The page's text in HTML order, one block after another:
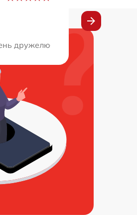
в других сервисах. Здесь все
дружелюбные, обслуживание